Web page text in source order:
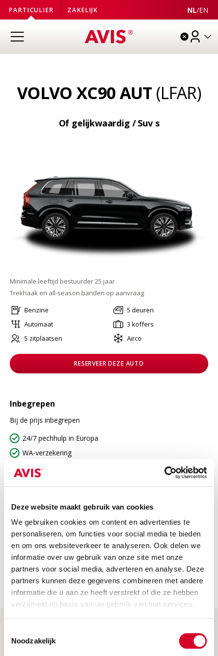
Deze website maakt gebruik van cookies
We gebruiken cookies om content en advertenties te
personaliseren, om functies voor social media te bieden
en om ons websiteverkeer te analyseren. Ook delen we
informatie over uw gebruik van onze site met onze
partners voor social media, adverteren en analyse. Deze
partners kunnen deze gegevens combineren met andere
informatie die u aan ze heeft verstrekt of die ze hebben
verzameld op basis van uw gebruik van hun services.
Noodzakelijk
PARTICULIER ZAKELIJK NL/EN
VOLVO XC90 AUT (LFAR)
Of gelijkwaardig / Suv s
Minimale leeftijd bestuurder 25 jaar
Trekhaak en all-season banden op aanvraag
Benzine
Automaat
5 zitplaatsen
5 deuren
3 koffers
Airco
RESERVEER DEZE AUTO
Inbegrepen
Bij de prijs inbegrepen
24/7 pechhulp in Europa
WA-verzekering
BTW
Niet bij de prijs inbegrepen
Brandstofkosten: Breng de auto altijd volgetankt of
volgeladen terug. Zo niet, dan rekenen we de brandstof- of
oplaadkosten door.
Waarborg: Deze wordt voldaan bij het ophalen van de
auto. Je krijgt het volledige bedrag terug als je de auto
zonder schade inlevert.
Hulp & Meer